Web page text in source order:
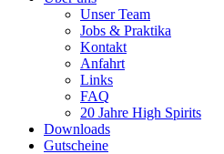
Unser Team
Jobs & Praktika
Kontakt
Anfahrt
Links
FAQ
20 Jahre High Spirits
Downloads
Gutscheine